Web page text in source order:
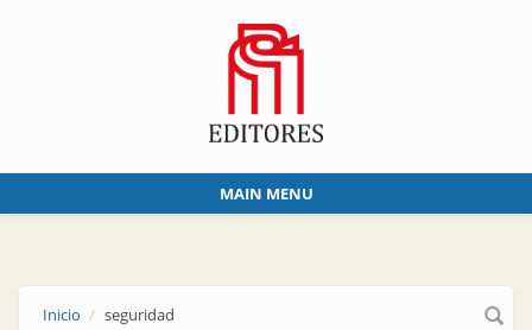
MAIN MENU
Inicio seguridad